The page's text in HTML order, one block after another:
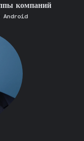
компаний
Android